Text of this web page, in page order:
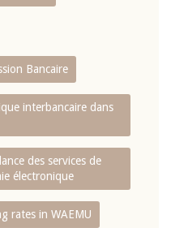
Bancaire
interbancaire dans
des services de
électronique
rates in WAEMU